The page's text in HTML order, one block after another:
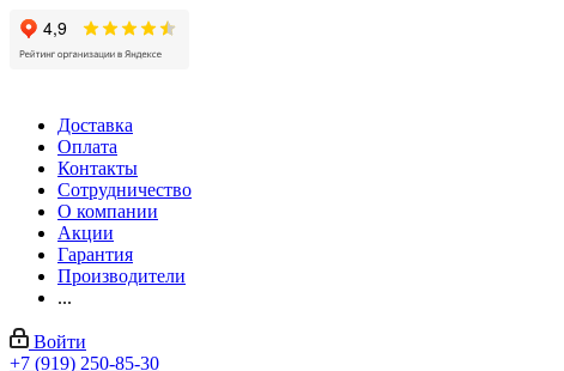
Доставка
Оплата
Контакты
Сотрудничество
О компании
Акции
Гарантия
Производители
...
Войти
+7 (919) 250-85-30